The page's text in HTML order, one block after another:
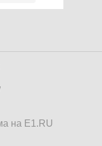
на E1.RU